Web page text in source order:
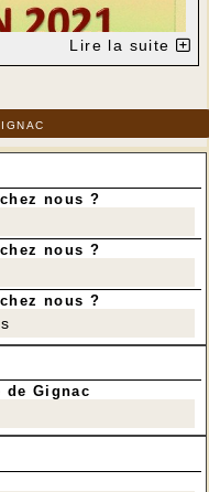
Lire la suite
nous ?
nous ?
nous ?
Gignac